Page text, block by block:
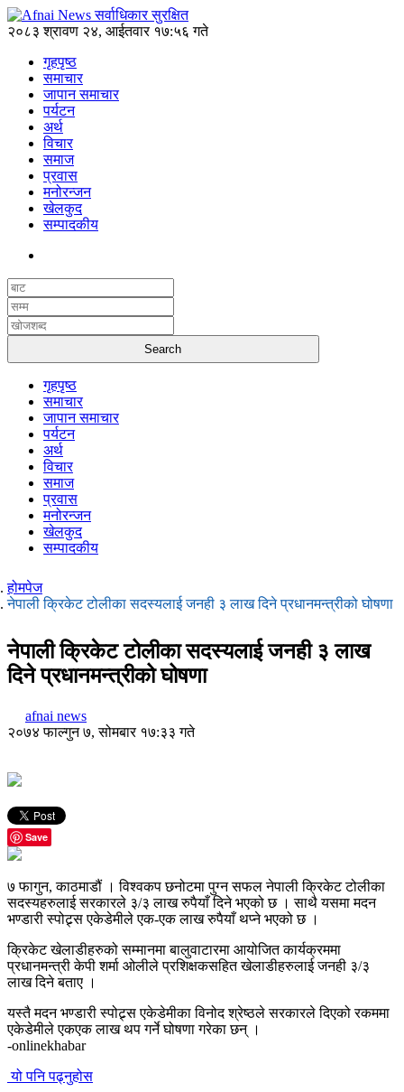
२०८३ श्रावण २४, आईतवार १७:५६ गते
गृहपृष्ठ
समाचार
जापान समाचार
पर्यटन
अर्थ
विचार
समाज
प्रवास
मनोरन्जन
खेलकुद
सम्पादकीय
गृहपृष्ठ
समाचार
जापान समाचार
पर्यटन
अर्थ
विचार
समाज
प्रवास
मनोरन्जन
खेलकुद
सम्पादकीय
होमपेज
नेपाली क्रिकेट टोलीका सदस्यलाई जनही ३ लाख दिने प्रधानमन्त्रीको घोषणा
नेपाली क्रिकेट टोलीका सदस्यलाई जनही ३ लाख
दिने प्रधानमन्त्रीको घोषणा
afnai news
२०७४ फाल्गुन ७, सोमबार १७:३३ गते
Save
७ फागुन, काठमाडौं । विश्वकप छनोटमा पुग्न सफल नेपाली क्रिकेट टोलीका
सदस्यहरुलाई सरकारले ३/३ लाख रुपैयाँ दिने भएको छ । साथै यसमा मदन
भण्डारी स्पोट्र्स एकेडेमीले एक-एक लाख रुपैयाँ थप्ने भएको छ ।
क्रिकेट खेलाडीहरुको सम्मानमा बालुवाटारमा आयोजित कार्यक्रममा
प्रधानमन्त्री केपी शर्मा ओलीले प्रशिक्षकसहित खेलाडीहरुलाई जनही ३/३
लाख दिने बताए ।
यस्तै मदन भण्डारी स्पोट्र्स एकेडेमीका विनोद श्रेष्ठले सरकारले दिएको रकममा
एकेडेमीले एकएक लाख थप गर्ने घोषणा गरेका छन् ।
-onlinekhabar
यो पनि पढ्नुहोस